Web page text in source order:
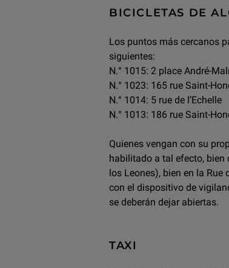
BICICLETAS DE
Los puntos más cercanos
siguientes:
N.° 1015: 2 place André-
N.° 1023: 165 rue Saint-
N.° 1014: 5 rue de l’Echelle
N.° 1013: 186 rue Saint-
Quienes vengan con su
habilitado a tal efecto, bien
los Leones), bien en la
con el dispositivo de
se deberán dejar abiertas.
TAXI